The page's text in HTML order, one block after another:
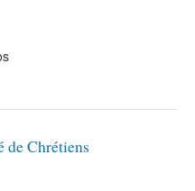
de Chrétiens